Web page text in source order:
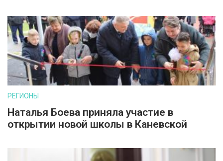
РЕГИОНЫ
Наталья Боева приняла участие в
открытии новой школы в Каневской